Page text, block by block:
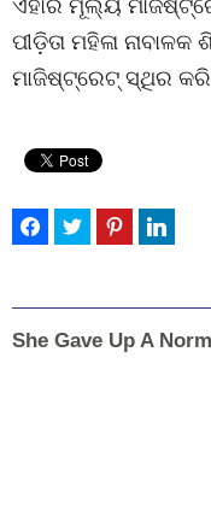
ପୀଡ଼ିତା ମହିଳା
ମାଜିଷ୍ଟ୍ରେଟ୍ ସ୍ଥିର